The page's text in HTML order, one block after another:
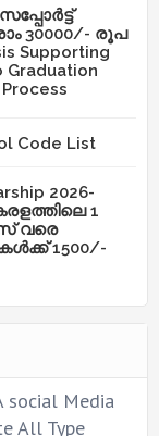
30000/- രൂപ
Supporting
Graduation
Code List
2026-
1
വരെ
1500/-
social Media
All Type